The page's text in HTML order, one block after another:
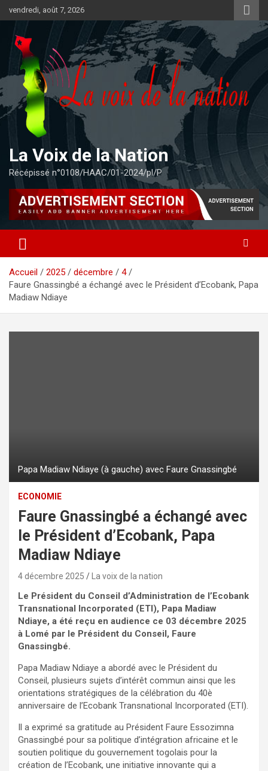
au
contenu
vendredi, août 7, 2026
La Voix de la Nation
Récépissé n°0108/HAAC/01-2024/pl/P
Accueil 2025 décembre
4
Faure Gnassingbé a échangé avec le Président d’Ecobank, Papa
Madiaw Ndiaye
Papa Madiaw Ndiaye (à gauche) avec Faure Gnassingbé
ECONOMIE
Faure Gnassingbé a échangé avec
le Président d’Ecobank, Papa
Madiaw Ndiaye
4 décembre 2025 La voix de la nation
Le Président du Conseil d’Administration de l’Ecobank
Transnational Incorporated (ETI), Papa Madiaw
Ndiaye, a été reçu en audience ce 03 décembre 2025
à Lomé par le Président du Conseil, Faure
Gnassingbé.
Papa Madiaw Ndiaye a abordé avec le Président du
Conseil, plusieurs sujets d’intérêt commun ainsi que les
orientations stratégiques de la célébration du 40è
anniversaire de l’Ecobank Transnational Incorporated (ETI).
Il a exprimé sa gratitude au Président Faure Essozimna
Gnassingbé pour sa politique d’intégration africaine et le
soutien politique du gouvernement togolais pour la
création de l’Ecobank, une initiative innovante qui a